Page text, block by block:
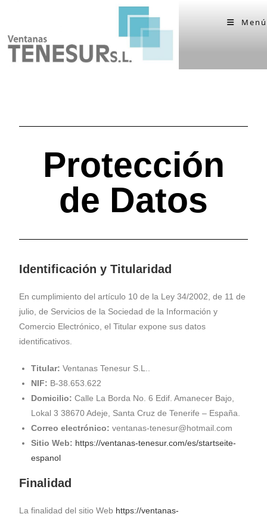
Menú
Protección
de Datos
Identificación y Titularidad
En cumplimiento del artículo 10 de la Ley 34/2002, de 11 de
julio, de Servicios de la Sociedad de la Información y
Comercio Electrónico, el Titular expone sus datos
identificativos.
Titular: Ventanas Tenesur S.L..
NIF: B-38.653.622
Domicilio: Calle La Borda No. 6 Edif. Amanecer Bajo,
Lokal 3 38670 Adeje, Santa Cruz de Tenerife – España.
Correo electrónico: ventanas-tenesur@hotmail.com
Sitio Web: https://ventanas-tenesur.com/es/startseite-
espanol
Finalidad
La finalidad del sitio Web https://ventanas-